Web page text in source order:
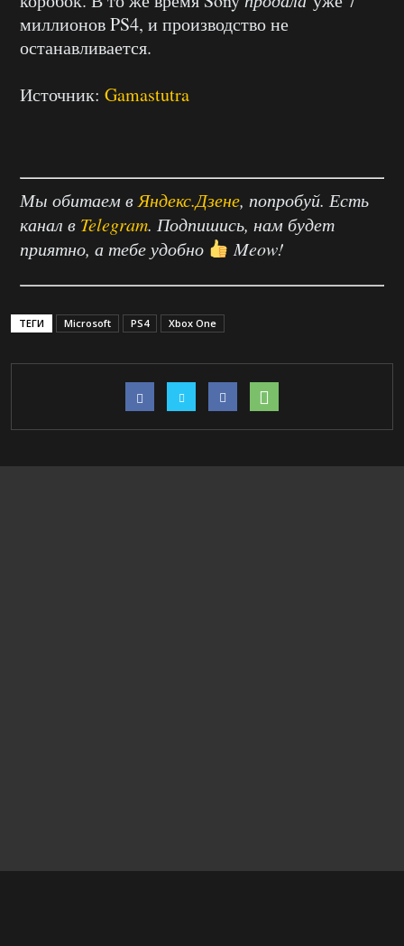
миллионов PS4, и производство не
останавливается.
Источник: Gamastutra
Мы обитаем вЯндекс.Дзене, попробуй. Есть
канал в Telegram. Подпишись, нам будет
приятно, а тебе удобно
Meow!
ТЕГИ Microsoft PS4 Xbox One